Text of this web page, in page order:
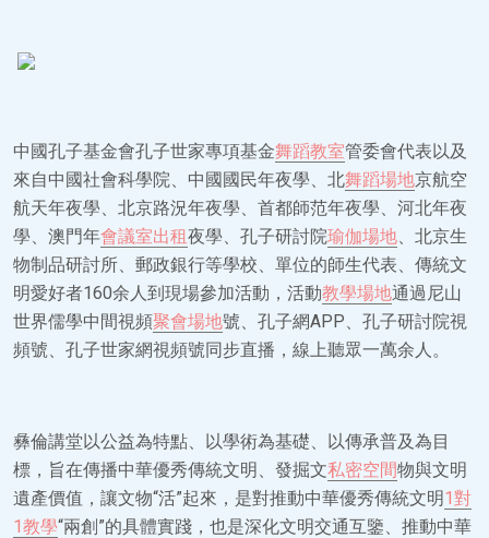
中國孔子基金會孔子世家專項基金舞蹈教室管委會代表以及
來自中國社會科學院、中國國民年夜學、北舞蹈場地京航空
航天年夜學、北京路況年夜學、首都師范年夜學、河北年夜
學、澳門年會議室出租夜學、孔子研討院瑜伽場地、北京生
物制品研討所、郵政銀行等學校、單位的師生代表、傳統文
明愛好者160余人到現場參加活動，活動教學場地通過尼山
世界儒學中間視頻聚會場地號、孔子網APP、孔子研討院視
頻號、孔子世家網視頻號同步直播，線上聽眾一萬余人。
彝倫講堂以公益為特點、以學術為基礎、以傳承普及為目
標，旨在傳播中華優秀傳統文明、發掘文私密空間物與文明
遺產價值，讓文物“活”起來，是對推動中華優秀傳統文明1對
1教學“兩創”的具體實踐，也是深化文明交通互鑒、推動中華